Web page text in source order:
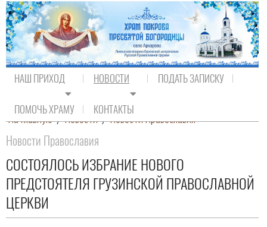
НАШ ПРИХОД НОВОСТИ ПОДАТЬ ЗАПИСКУ
ПОМОЧЬ ХРАМУ КОНТАКТЫ
На главную / Новости / Новости Православия
Новости Православия
СОСТОЯЛОСЬ ИЗБРАНИЕ НОВОГО
ПРЕДСТОЯТЕЛЯ ГРУЗИНСКОЙ ПРАВОСЛАВНОЙ
ЦЕРКВИ